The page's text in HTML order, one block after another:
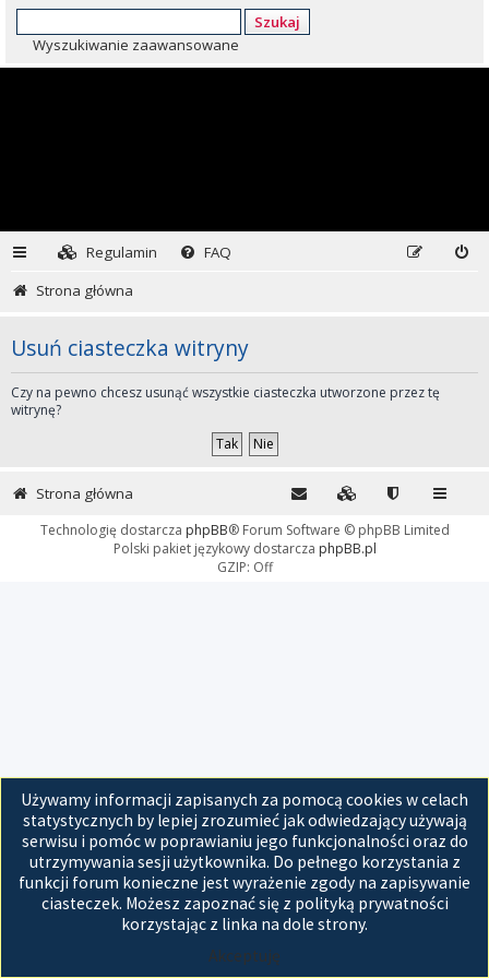
Szukaj
Wyszukiwanie zaawansowane
Regulamin
FAQ
Strona główna
Usuń ciasteczka witryny
Czy na pewno chcesz usunąć wszystkie ciasteczka utworzone przez tę
witrynę?
Używamy informacji zapisanych za pomocą cookies w celach
statystycznych by lepiej zrozumieć jak odwiedzający używają
serwisu i pomóc w poprawianiu jego funkcjonalności oraz do
utrzymywania sesji użytkownika. Do pełnego korzystania z
funkcji forum konieczne jest wyrażenie zgody na zapisywanie
ciasteczek. Możesz zapoznać się z polityką prywatności
korzystając z linka na dole strony.
Akceptuję
Strona główna
Technologię dostarcza phpBB® Forum Software © phpBB Limited
Polski pakiet językowy dostarcza phpBB.pl
GZIP: Off